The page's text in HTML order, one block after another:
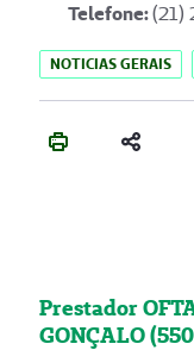
Telefone:(21)
NOTICIAS GERAIS
Prestador
GONÇALO